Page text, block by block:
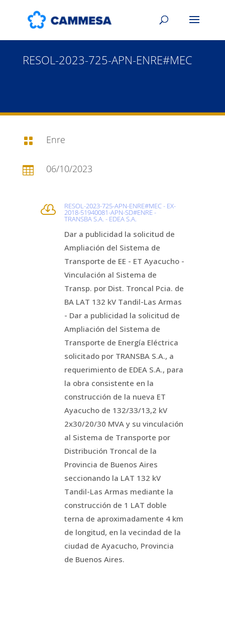
RESOL-2023-725-APN-ENRE#MEC
 Enre
 06/10/2023
 RESOL-2023-725-APN-ENRE#MEC - EX-
2018-51940081-APN-SD#ENRE -
TRANSBA S.A. - EDEA S.A.
Dar a publicidad la solicitud de
Ampliación del Sistema de
Transporte de EE - ET Ayacucho -
Vinculación al Sistema de
Transp. por Dist. Troncal Pcia. de
BA LAT 132 kV Tandil-Las Armas
- Dar a publicidad la solicitud de
Ampliación del Sistema de
Transporte de Energía Eléctrica
solicitado por TRANSBA S.A., a
requerimiento de EDEA S.A., para
la obra consistente en la
construcción de la nueva ET
Ayacucho de 132/33/13,2 kV
2x30/20/30 MVA y su vinculación
al Sistema de Transporte por
Distribución Troncal de la
Provincia de Buenos Aires
seccionando la LAT 132 kV
Tandil-Las Armas mediante la
construcción de 1 LAT doble
terna de aproximadamente 4 km
de longitud, en la vecindad de la
ciudad de Ayacucho, Provincia
de Buenos Aires.